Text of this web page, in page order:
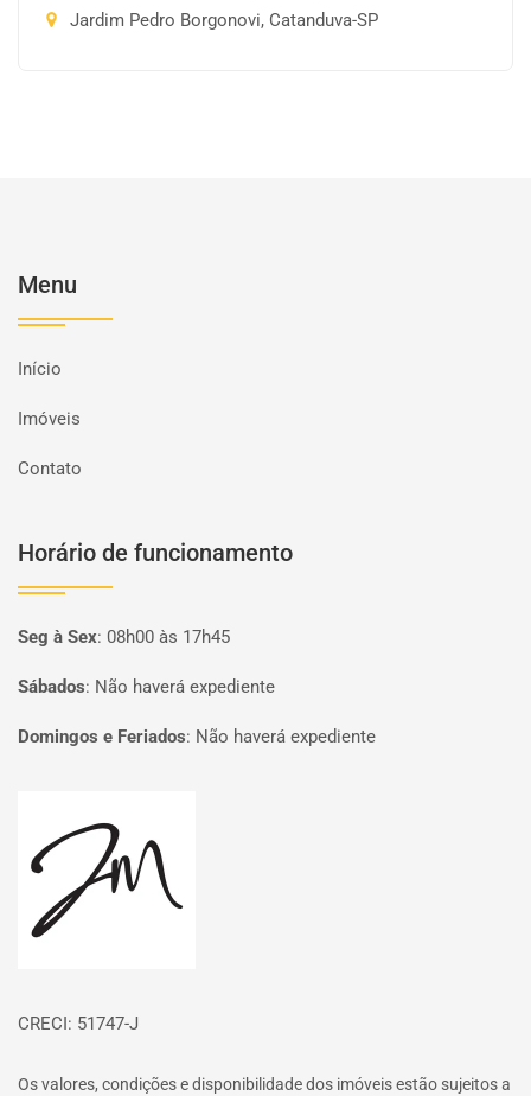
Jardim Pedro Borgonovi, Catanduva-SP
Menu
Início
Imóveis
Contato
Horário de funcionamento
Seg à Sex: 08h00 às 17h45
Sábados: Não haverá expediente
Domingos e Feriados: Não haverá expediente
CRECI: 51747-J
Os valores, condições e disponibilidade dos imóveis estão sujeitos a